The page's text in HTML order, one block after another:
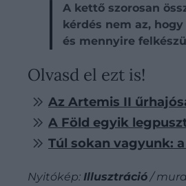
A kettő szorosan
kérdés nem az,
és mennyire
Olvasd el ezt is!
Az Artemis II
A Föld egyik
Túl sokan vagyunk:
Nyitókép: Illusztráció /